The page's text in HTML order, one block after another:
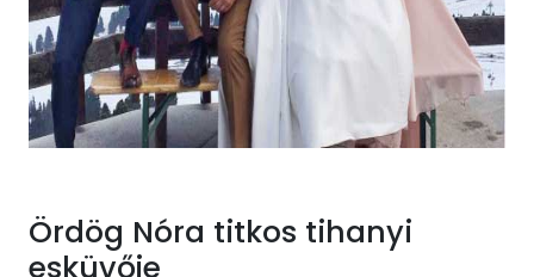
Ördög Nóra titkos tihanyi
esküvője